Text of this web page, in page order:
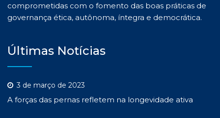
comprometidas com o fomento das boas práticas de
governança ética, autônoma, íntegra e democrática.
Últimas Notícias
3 de março de 2023
A forças das pernas refletem na longevidade ativa